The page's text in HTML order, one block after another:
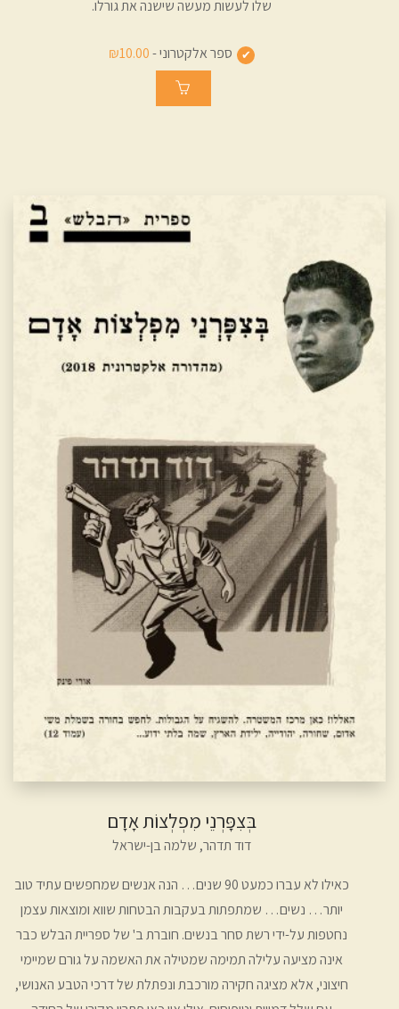
שלו לעשות מעשה שישנה את גורלו.
ספר אלקטרוני -₪10.00
בְּצִפָּרְנֵי מִפְלְצוֹת אָדָם
דוד תדהר, שלמה בן-ישראל
כאילו לא עברו כמעט 90 שנים… הנה אנשים שמחפשים עתיד טוב
יותר… נשים… שמתפתות בעקבות הבטחות שווא ומוצאות עצמן
נחטפות על-ידי רשת סחר בנשים. חוברת ב' של ספריית הבלש כבר
אינה מציעה עלילה תמימה שמטילה את האשמה על גורם שמיימי
חיצוני, אלא מציגה חקירה מורכבת ונפתלת של דרכי הטבע האנושי,